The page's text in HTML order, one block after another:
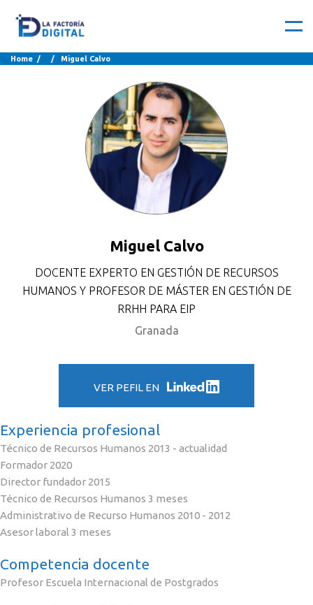
Home / / Miguel Calvo
Miguel Calvo
DOCENTE EXPERTO EN GESTIÓN DE RECURSOS
HUMANOS Y PROFESOR DE MÁSTER EN GESTIÓN DE
RRHH PARA EIP
Granada
VER PEFIL EN
Experiencia profesional
Técnico de Recursos Humanos 2013 - actualidad
Formador 2020
Director fundador 2015
Técnico de Recursos Humanos 3 meses
Administrativo de Recurso Humanos 2010 - 2012
Asesor laboral 3 meses
Competencia docente
Profesor Escuela Internacional de Postgrados